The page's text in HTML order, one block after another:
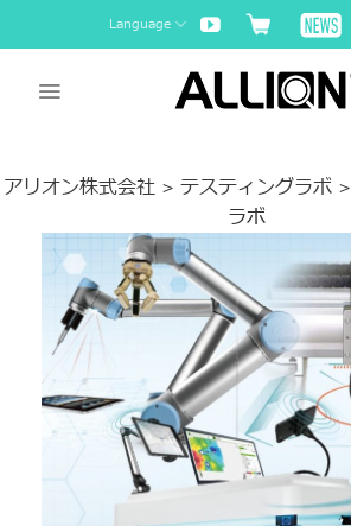
to
Language
アリオン株式会社> テスティングラボ>
ラボ